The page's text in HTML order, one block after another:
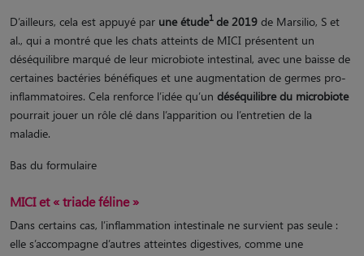
D’ailleurs, cela est appuyé par une étude1 de 2019 de Marsilio, S et
al., qui a montré que les chats atteints de MICI présentent un
déséquilibre marqué de leur microbiote intestinal, avec une baisse de
certaines bactéries bénéfiques et une augmentation de germes pro-
inflammatoires. Cela renforce l’idée qu’un déséquilibre du microbiote
pourrait jouer un rôle clé dans l’apparition ou l’entretien de la
maladie.
Bas du formulaire
MICI et « triade féline »
Dans certains cas, l’inflammation intestinale ne survient pas seule :
elle s’accompagne d’autres atteintes digestives, comme une